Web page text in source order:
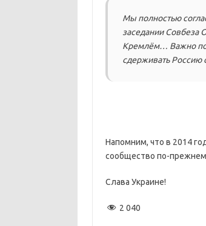
Мы полностью
заседании Совбеза
Кремлём… Важно
сдерживать Россию
Напомним, что в 2014
сообщество по-
Слава Украине!
2 040